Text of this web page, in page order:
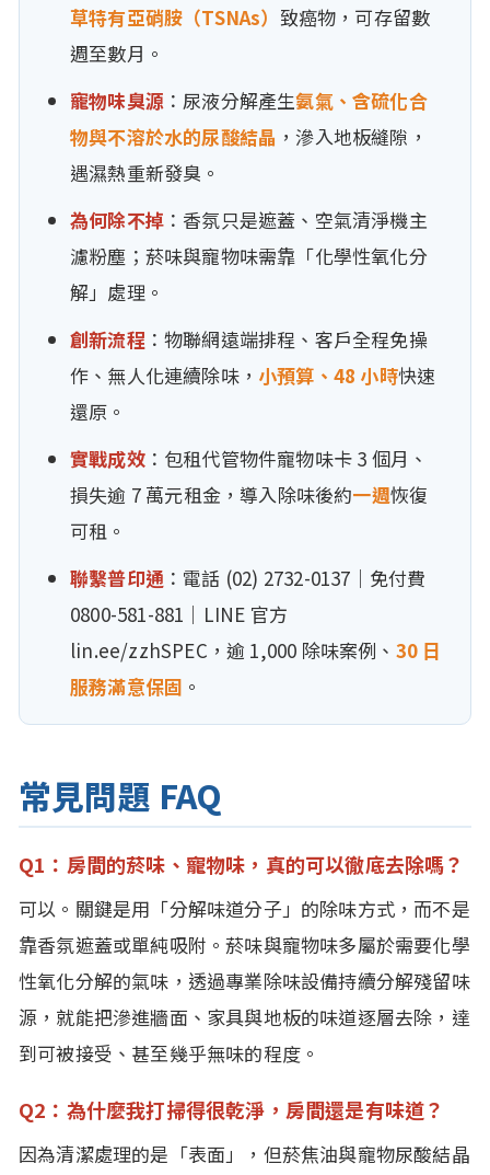
草特有亞硝胺（TSNAs） 致癌物，可存留數
週至數月。
寵物味臭源 ：尿液分解產生氨氣、含硫化合
物與不溶於水的尿酸結晶 ，滲入地板縫隙，
遇濕熱重新發臭。
為何除不掉 ：香氛只是遮蓋、空氣清淨機主
濾粉塵；菸味與寵物味需靠「化學性氧化分
解」處理。
創新流程 ：物聯網遠端排程、客戶全程免操
作、無人化連續除味， 小預算、48 小時快速
還原。
實戰成效：包租代管物件寵物味卡 3 個月、
損失逾 7 萬元租金，導入除味後約一週恢復
可租。
聯繫普印通 ：電話 (02) 2732-0137｜免付費
0800-581-881｜LINE 官方
lin.ee/zzhSPEC，逾 1,000 除味案例、 30 日
服務滿意保固 。
常見問題 FAQ
Q1：房間的菸味、寵物味，真的可以徹底去除嗎？
可以。關鍵是用「分解味道分子」的除味方式，而不是
靠香氛遮蓋或單純吸附。菸味與寵物味多屬於需要化學
性氧化分解的氣味，透過專業除味設備持續分解殘留味
源，就能把滲進牆面、家具與地板的味道逐層去除，達
到可被接受、甚至幾乎無味的程度。
Q2：為什麼我打掃得很乾淨，房間還是有味道？
因為清潔處理的是「表面」，但菸焦油與寵物尿酸結晶